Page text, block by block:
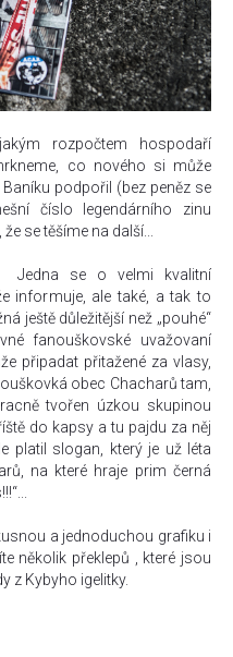
rozpočtem hospodaří
co nového si může
podpořil (bez peněz se
číslo legendárního zinu
se těšíme na další...
Jedna se o velmi kvalitní
informuje, ale také, a tak to
ještě důležitější než „pouhé“
fanouškovské uvažovaní
připadat přitažené za vlasy,
obec Chacharů tam,
tvořen úzkou skupinou
do kapsy a tu pajdu za něj
platil slogan, který je už léta
na které hraje prim černá
a jednoduchou grafiku i
několik překlepů , které jsou
z Kybyho igelitky.